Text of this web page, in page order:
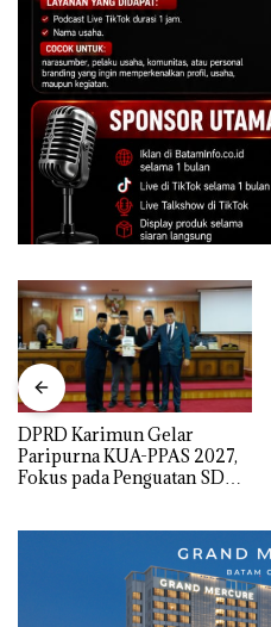
DPRD Karimun Gelar
Paripurna KUA-PPAS 2027,
Fokus pada Penguatan SDM,